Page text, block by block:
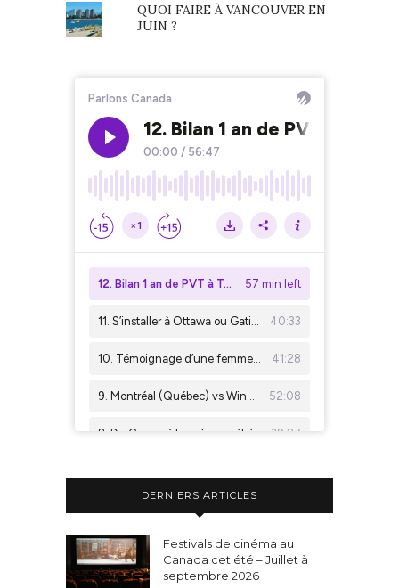
QUOI FAIRE À VANCOUVER EN
JUIN ?
DERNIERS ARTICLES
Festivals de cinéma au
Canada cet été – Juillet à
septembre 2026